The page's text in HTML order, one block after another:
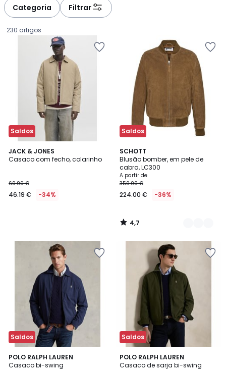
Categoria Filtrar
230 artigos
Saldos
JACK & JONES
Casaco com fecho, colarinho
€
em
aplicado.
69.99 €
46.19 € -34%
Saldos
SCHOTT
Blusão bomber, em pele de
cabra, LC300
A partir de
350.00 €
224.00 € -36%
4,7
/ 5
2
Cores
4,7
/
Saldos
POLO RALPH LAUREN
Casaco bi-swing
4,5
/ 5
3
Cores
Saldos
POLO RALPH LAUREN
Casaco de sarja bi-swing
5
/
2
Cores